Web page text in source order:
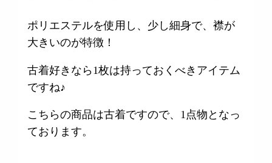
ポリエステルを使用し、少し細身で、襟が
大きいのが特徴！
古着好きなら1枚は持っておくべきアイテム
ですね♪
こちらの商品は古着ですので、1点物となっ
ております。